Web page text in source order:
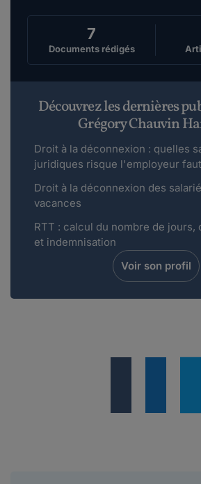
7
Documents rédigés
Découvrez les dernières
Grégory Chauvin
Droit à la déconnexion : quelles
juridiques risque l'employeur
Droit à la déconnexion des
vacances
RTT : calcul du nombre de jours,
et indemnisation
Voir son profil